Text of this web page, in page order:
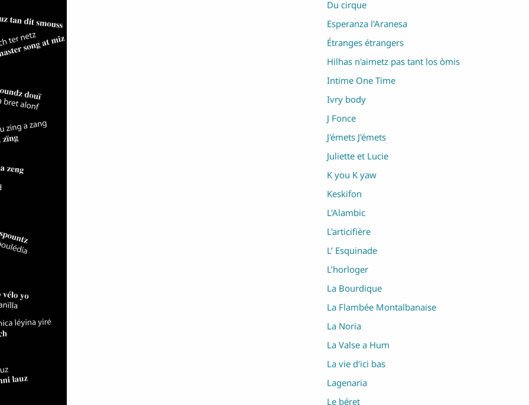
Du cirque
Esperanza l'Aranesa
Étranges étrangers
Hilhas n'aimetz pas tant los òmis
Intime One Time
Ivry body
J Fonce
J'émets J'émets
Juliette et Lucie
K you K yaw
Keskifon
L'Alambic
L'articifière
L’ Esquinade
L’horloger
La Bourdique
La Flambée Montalbanaise
La Noria
La Valse a Hum
La vie d'ici bas
Lagenaria
Le béret